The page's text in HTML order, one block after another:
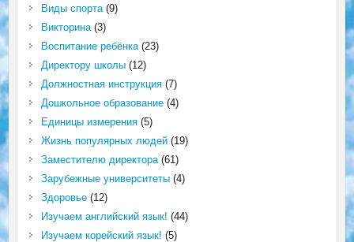
Виды спорта(9)
Викторина(3)
Воспитание ребёнка(23)
Директору школы(12)
Должностная инструкция(7)
Дошкольное образование(4)
Единицы измерения(5)
Жизнь популярных людей(19)
Заместителю директора(61)
Зарубежные университеты(4)
Здоровье(12)
Изучаем английский язык! (44)
Изучаем корейский язык! (5)